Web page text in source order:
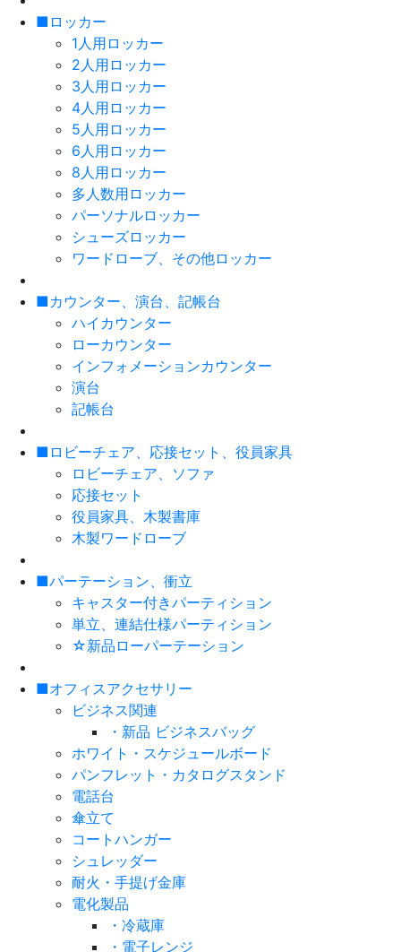
■ロッカー
1人用ロッカー
2人用ロッカー
3人用ロッカー
4人用ロッカー
5人用ロッカー
6人用ロッカー
8人用ロッカー
多人数用ロッカー
パーソナルロッカー
シューズロッカー
ワードローブ、その他ロッカー
■カウンター、演台、記帳台
ハイカウンター
ローカウンター
インフォメーションカウンター
演台
記帳台
■ロビーチェア、応接セット、役員家具
ロビーチェア、ソファ
応接セット
役員家具、木製書庫
木製ワードローブ
■パーテーション、衝立
キャスター付きパーティション
単立、連結仕様パーティション
☆新品ローパーテーション
■オフィスアクセサリー
ビジネス関連
・新品 ビジネスバッグ
ホワイト・スケジュールボード
パンフレット・カタログスタンド
電話台
傘立て
コートハンガー
シュレッダー
耐火・手提げ金庫
電化製品
・冷蔵庫
・電子レンジ